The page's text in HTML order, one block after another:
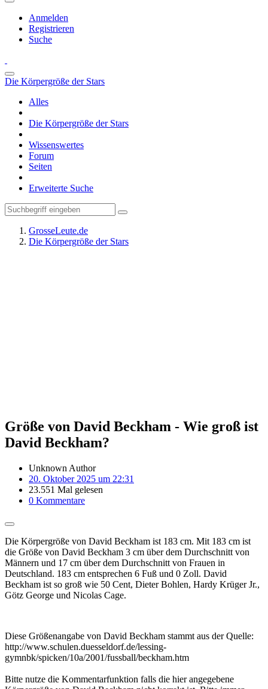
Anmelden
Registrieren
Suche
Die Körpergröße der Stars
Alles
Die Körpergröße der Stars
Wissenswertes
Forum
Seiten
Erweiterte Suche
GrosseLeute.de
Die Körpergröße der Stars
Größe von David Beckham - Wie groß ist
David Beckham?
Unknown Author
20. Oktober 2025 um 22:31
23.551 Mal gelesen
0 Kommentare
Die Körpergröße von David Beckham ist 183 cm. Mit 183 cm ist
die Größe von David Beckham 3 cm über dem Durchschnitt von
Männern und 17 cm über dem Durchschnitt von Frauen in
Deutschland. 183 cm entsprechen 6 Fuß und 0 Zoll. David
Beckham ist so groß wie 50 Cent, Dieter Bohlen, Hardy Krüger Jr.,
Götz George und Nicolas Cage.
Diese Größenangabe von David Beckham stammt aus der Quelle:
http://www.schulen.duesseldorf.de/lessing-
gymnbk/spicken/10a/2001/fussball/beckham.htm
Bitte nutze die Kommentarfunktion falls die hier angegebene